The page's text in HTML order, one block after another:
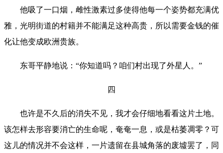
他吸了一口烟，雌性激素过多使得他每一个姿势都充满优
雅，光明街道的村籍并不能满足这种高贵，所以需要金钱的催
化让他变成欧洲贵族。
东哥平静地说：“你知道吗？咱们村出现了外星人。”
四
也许是不久后的消失不见，我才会仔细地看看这片土地。
该怎样去形容要消亡的生命呢，奄奄一息，或是枯萎凋零？可
这儿的情况并不会这样，一片遗留在县城角落的废墟罢了，同